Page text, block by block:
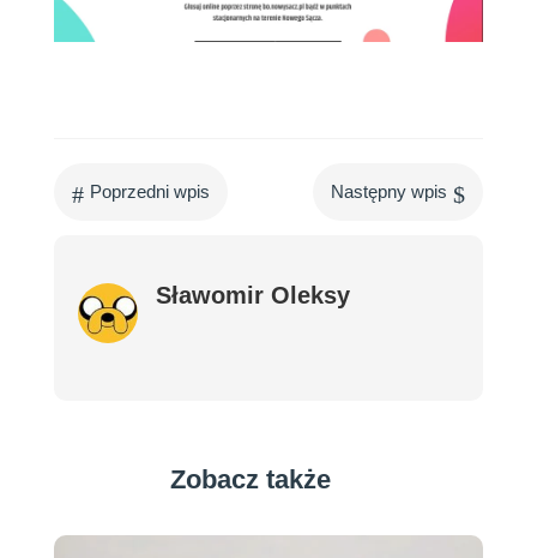
# Poprzedni wpis Następny wpis $
Sławomir Oleksy
Zobacz także